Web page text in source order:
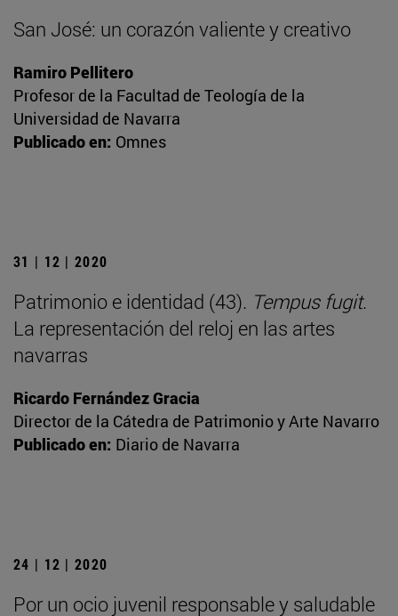
San José: un corazón valiente y creativo
Ramiro Pellitero
Profesor de la Facultad de Teología de la
Universidad de Navarra
Publicado en: Omnes
31 | 12 | 2020
Patrimonio e identidad (43). Tempus fugit.
La representación del reloj en las artes
navarras
Ricardo Fernández Gracia
Director de la Cátedra de Patrimonio y Arte Navarro
Publicado en: Diario de Navarra
24 | 12 | 2020
Por un ocio juvenil responsable y saludable